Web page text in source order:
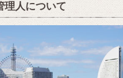
理人について